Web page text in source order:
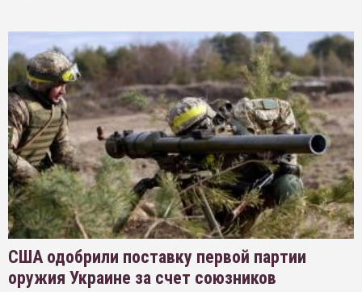
США одобрили поставку первой партии
оружия Украине за счет союзников